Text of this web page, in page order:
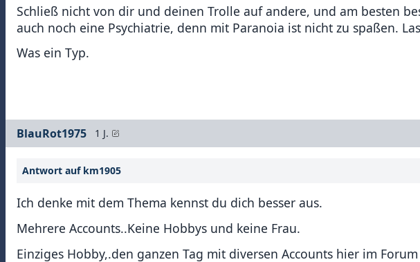
Schließ nicht von dir und deinen Trolle auf andere, und am besten
auch noch eine Psychiatrie, denn mit Paranoia ist nicht zu spaßen.
Was ein Typ.
BlauRot1975 1 J.
Antwort auf km1905
Ich denke mit dem Thema kennst du dich besser aus.
Mehrere Accounts..Keine Hobbys und keine Frau.
Einziges Hobby,.den ganzen Tag mit diversen Accounts hier im